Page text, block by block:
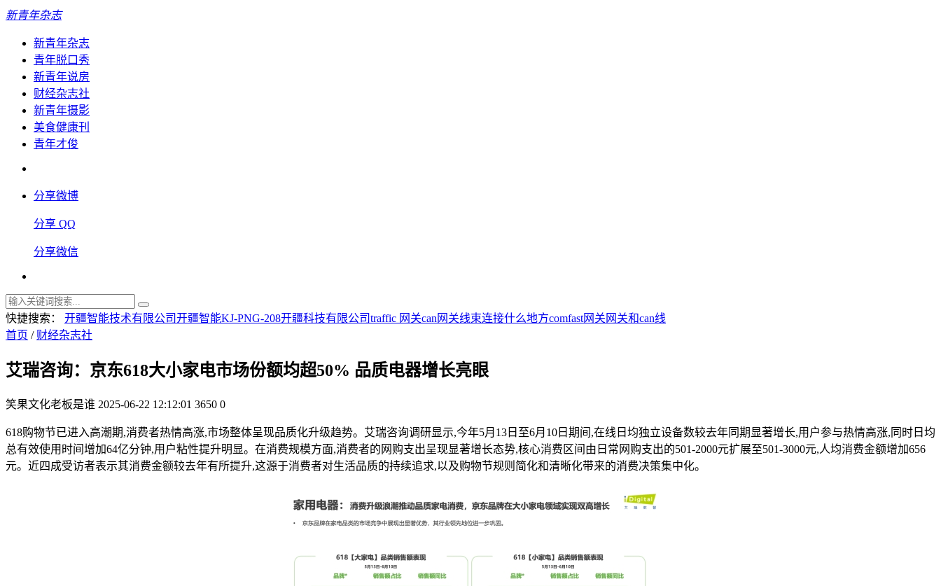
新青年杂志
新青年杂志
青年脱口秀
新青年说房
财经杂志社
新青年摄影
美食健康刊
青年才俊
分享微博
分享 QQ
分享微信
快捷搜索： 开疆智能技术有限公司开疆智能KJ-PNG-208开疆科技有限公司traffic 网关can网关线束连接什么地方comfast网关 网关和can线
首页 / 财经杂志社
艾瑞咨询：京东618大小家电市场份额均超50% 品质电器增长亮眼
笑果文化老板是谁 2025-06-22 12:12:01 3650 0
618购物节已进入高潮期,消费者热情高涨,市场整体呈现品质化升级趋势。艾瑞咨询调研显示,今年5月13日至6月10日期间,在线日均独立设备数较去年同期显著增长,用户参与热情高涨,同时日均
总有效使用时间增加64亿分钟,用户粘性提升明显。在消费规模方面,消费者的网购支出呈现显著增长态势,核心消费区间由日常网购支出的501-2000元扩展至501-3000元,人均消费金额增加656
元。近四成受访者表示其消费金额较去年有所提升,这源于消费者对生活品质的持续追求,以及购物节规则简化和清晰化带来的消费决策集中化。